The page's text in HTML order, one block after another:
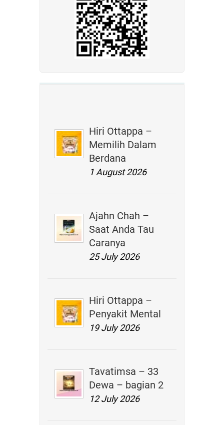
Hiri Ottappa –
Memilih Dalam
Berdana
1 August 2026
Ajahn Chah –
Saat Anda Tau
Caranya
25 July 2026
Hiri Ottappa –
Penyakit Mental
19 July 2026
Tavatimsa – 33
Dewa – bagian 2
12 July 2026